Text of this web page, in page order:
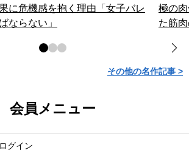
に危機感を抱く理由「女子バレ
ならない」
極の
た筋
その他の名作記事 >
会員メニュー
グイン